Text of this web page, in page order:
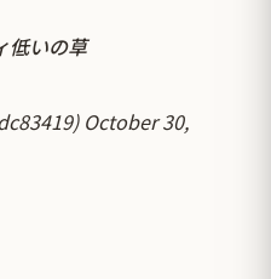
低いの草
October 30,